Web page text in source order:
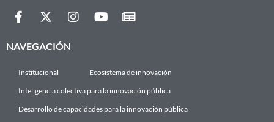
NAVEGACIÓN
Institucional
Ecosistema de innovación
Inteligencia colectiva para la innovación pública
Desarrollo de capacidades para la innovación pública